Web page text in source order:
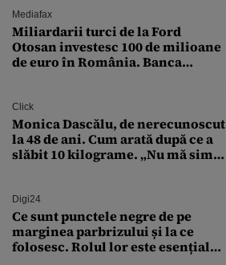
Mediafax
Miliardarii turci de la Ford
Otosan investesc 100 de milioane
de euro în România. Banca
Click
Monica Dascălu, de nerecunoscut
la 48 de ani. Cum arată după ce a
slăbit 10 kilograme. „Nu mă simt
Digi24
Ce sunt punctele negre de pe
marginea parbrizului și la ce
folosesc. Rolul lor este esențial